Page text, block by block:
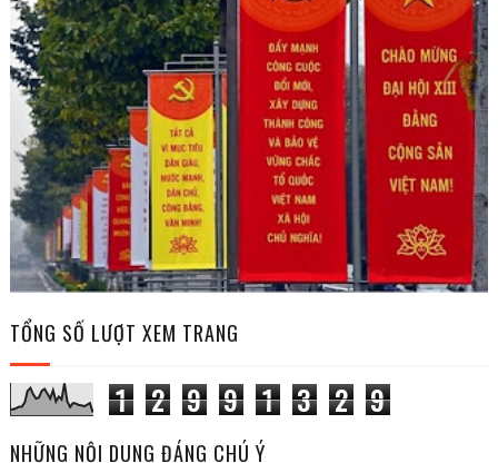
TỔNG SỐ LƯỢT XEM TRANG
1 2 9 9 1 3 2 9
NHỮNG NỘI DUNG ĐÁNG CHÚ Ý